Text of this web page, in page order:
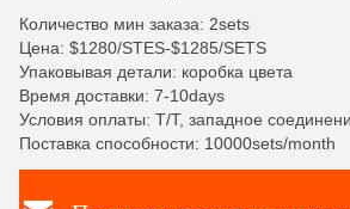
Количество мин заказа: 2sets
Цена: $1280/STES-$1285/SETS
Упаковывая детали: коробка цвета
Время доставки: 7-10days
Условия оплаты: T/T, западное
Поставка способности: 10000sets/month